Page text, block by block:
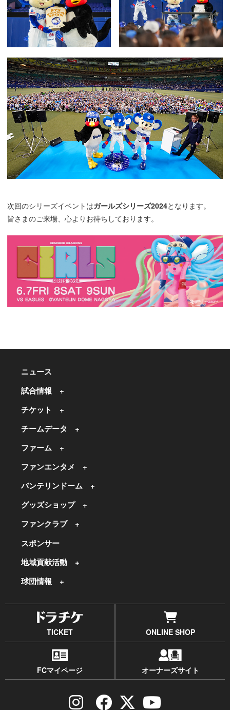
次回のシリーズイベントはガールズシリーズ2024となります。
皆さまのご来場、心よりお待ちしております。
ニュース
試合情報
チケット
チームデータ
ファーム
ファンエンタメ
バンテリンドーム
グッズショップ
ファンクラブ
スポンサー
地域貢献活動
球団情報
TICKET ONLINE SHOP
FCマイページ オーナーズサイト